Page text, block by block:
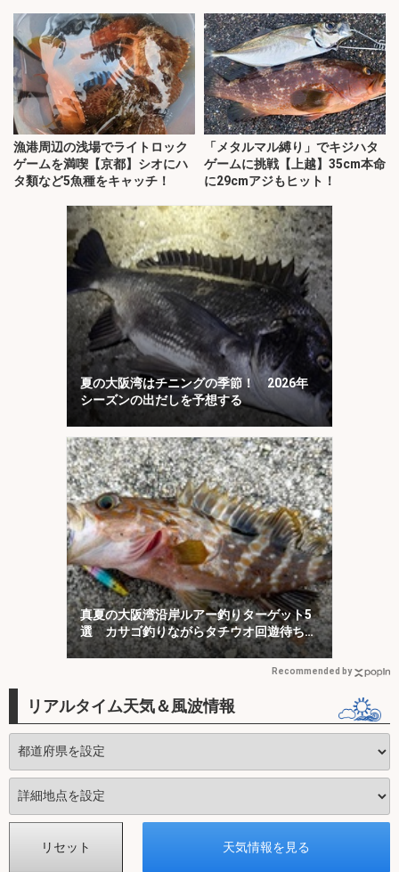
漁港周辺の浅場でライトロック
ゲームを満喫【京都】シオにハ
タ類など5魚種をキャッチ！
「メタルマル縛り」でキジハタ
ゲームに挑戦【上越】35cm本命
に29cmアジもヒット！
夏の大阪湾はチニングの季節！ 2026年
シーズンの出だしを予想する
真夏の大阪湾沿岸ルアー釣りターゲット5
選 カサゴ釣りながらタチウオ回遊待ちが
オススメ？
Recommended by
リアルタイム天気＆風波情報